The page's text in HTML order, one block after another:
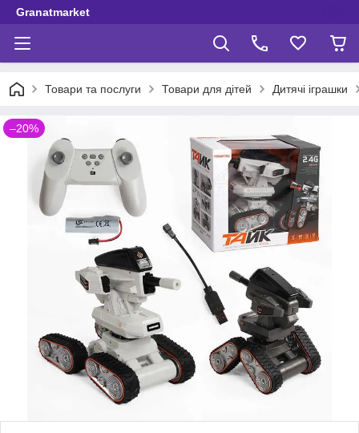
Granatmarket
Товари та послуги Товари для дітей Дитячі іграшки
–20%